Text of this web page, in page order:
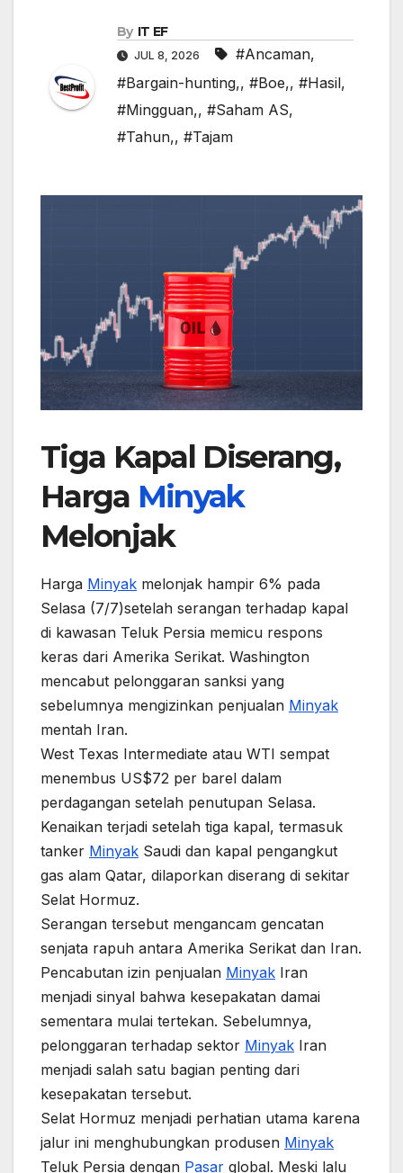
By IT EF
JUL 8, 2026 #Ancaman,
#Bargain-hunting,, #Boe,, #Hasil,
#Mingguan,, #Saham AS,
#Tahun,, #Tajam
Tiga Kapal Diserang,
Harga Minyak
Melonjak
Harga Minyak melonjak hampir 6% pada
Selasa (7/7)setelah serangan terhadap kapal
di kawasan Teluk Persia memicu respons
keras dari Amerika Serikat. Washington
mencabut pelonggaran sanksi yang
sebelumnya mengizinkan penjualan Minyak
mentah Iran.
West Texas Intermediate atau WTI sempat
menembus US$72 per barel dalam
perdagangan setelah penutupan Selasa.
Kenaikan terjadi setelah tiga kapal, termasuk
tanker Minyak Saudi dan kapal pengangkut
gas alam Qatar, dilaporkan diserang di sekitar
Selat Hormuz.
Serangan tersebut mengancam gencatan
senjata rapuh antara Amerika Serikat dan Iran.
Pencabutan izin penjualan Minyak Iran
menjadi sinyal bahwa kesepakatan damai
sementara mulai tertekan. Sebelumnya,
pelonggaran terhadap sektor Minyak Iran
menjadi salah satu bagian penting dari
kesepakatan tersebut.
Selat Hormuz menjadi perhatian utama karena
jalur ini menghubungkan produsen Minyak
Teluk Persia dengan Pasar global. Meski lalu